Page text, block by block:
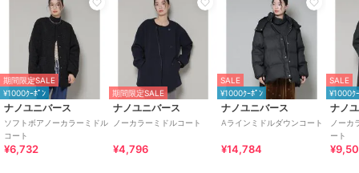
※サンプルにて撮影、採寸を行う為、実際にお届けする商品と仕様や
サイズが異なる場合がございます。予約時は生産の都合上、お届け予
定時期が前後する場合もございますので、予めご了承下さい。
※光の当たり具合や撮影環境により色味が異なる場合がございます。
正しい色味はスタジオ画像の色味をご参照ください。
※こちらの商品は、アウトレット店舗での取り扱いになります。直接
店舗へお問い合わせの際はアウトレット店舗へお願い致します。プロ
パー店舗での取り扱いはございませんので、ご了承ください。
期間限定SALE
¥1000ｸｰﾎﾟﾝ
ナノユニバース
ソフトボアノーカラーミドル
コート
¥6,732
期間限定SALE
ナノユニバース
ノーカラーミドルコート
¥4,796
SALE
¥1000ｸｰﾎﾟﾝ
ナノユニバース
Aラインミドルダウンコート
¥14,784
SALE
¥1000ｸ
ナノ
ノーカ
ート